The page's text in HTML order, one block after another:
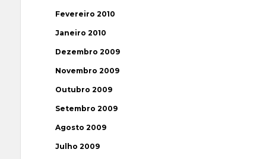
Fevereiro 2010
Janeiro 2010
Dezembro 2009
Novembro 2009
Outubro 2009
Setembro 2009
Agosto 2009
Julho 2009